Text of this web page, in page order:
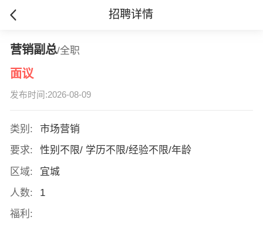
招聘详情
营销副总/全职
面议
发布时间:2026-08-09
类别:
市场营销
要求:
性别不限/ 学历不限/经验不限/年龄
区域:
宜城
人数:
1
福利: